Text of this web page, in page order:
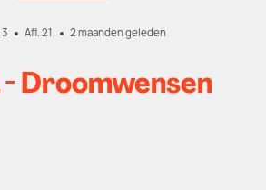
Afl. 21 2 maanden geleden
- Droomwensen